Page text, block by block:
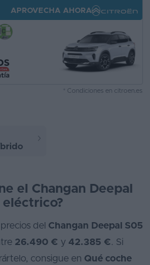
APROVECHA AHORA
* Condiciones en citroen.es
el Changan Deepal
eléctrico?
del Changan Deepal S05
26.490 € y 42.385 €. Si
consigue en Qué coche